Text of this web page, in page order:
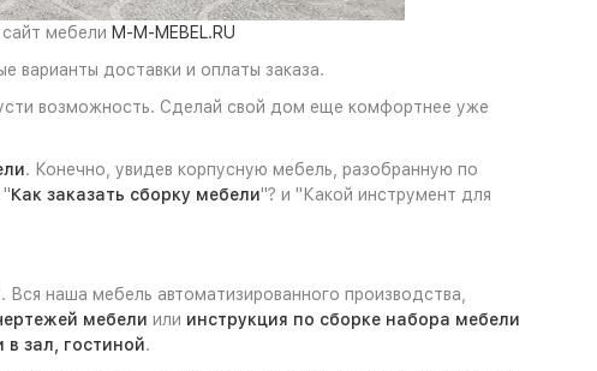
мебели M-M-MEBEL.RU
варианты доставки и оплаты заказа.
возможность. Сделай свой дом еще комфортнее уже
. Конечно, увидев корпусную мебель, разобранную по
"Как заказать сборку мебели"? и "Какой инструмент для
наша мебель автоматизированного производства,
мебели или инструкция по сборке набора мебели
в зал, гостиной.